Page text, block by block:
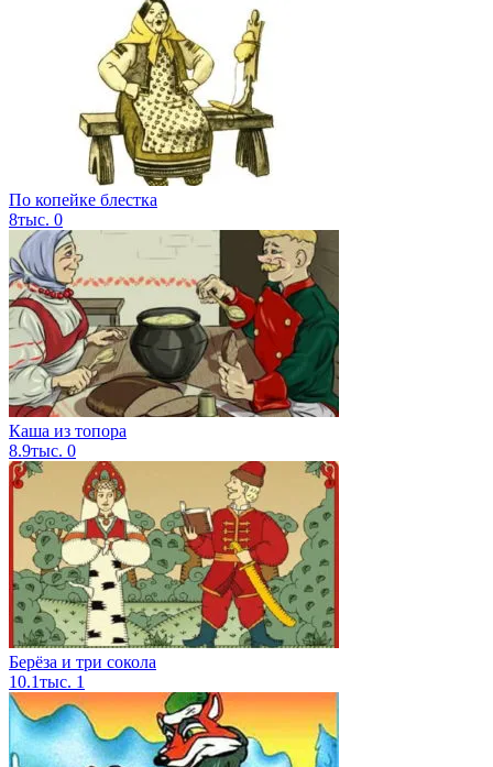
По копейке блестка
8тыс. 0
Каша из топора
8.9тыс. 0
Берёза и три сокола
10.1тыс. 1